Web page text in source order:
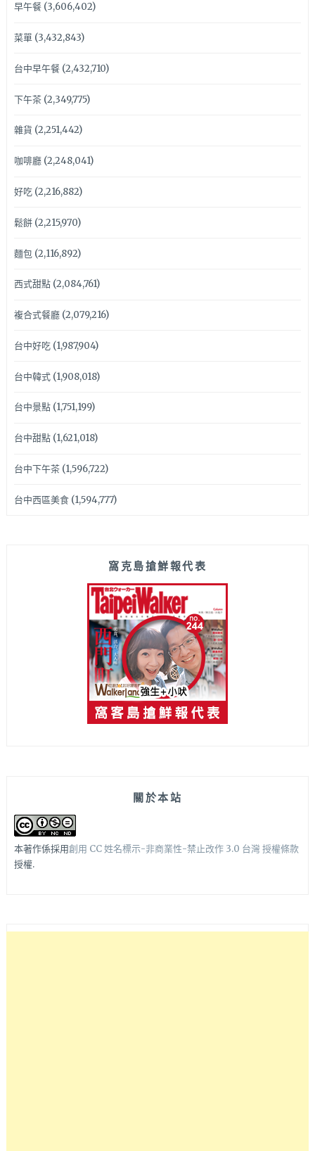
早午餐(3,606,402)
菜單(3,432,843)
台中早午餐(2,432,710)
下午茶(2,349,775)
雜貨 (2,251,442)
咖啡廳(2,248,041)
好吃(2,216,882)
鬆餅(2,215,970)
麵包(2,116,892)
西式甜點(2,084,761)
複合式餐廳(2,079,216)
台中好吃(1,987,904)
台中韓式(1,908,018)
台中景點(1,751,199)
台中甜點(1,621,018)
台中下午茶(1,596,722)
台中西區美食(1,594,777)
窩克島搶鮮報代表
關於本站
本著作係採用創用 CC 姓名標示-非商業性-禁止改作 3.0 台灣 授權條款
授權.